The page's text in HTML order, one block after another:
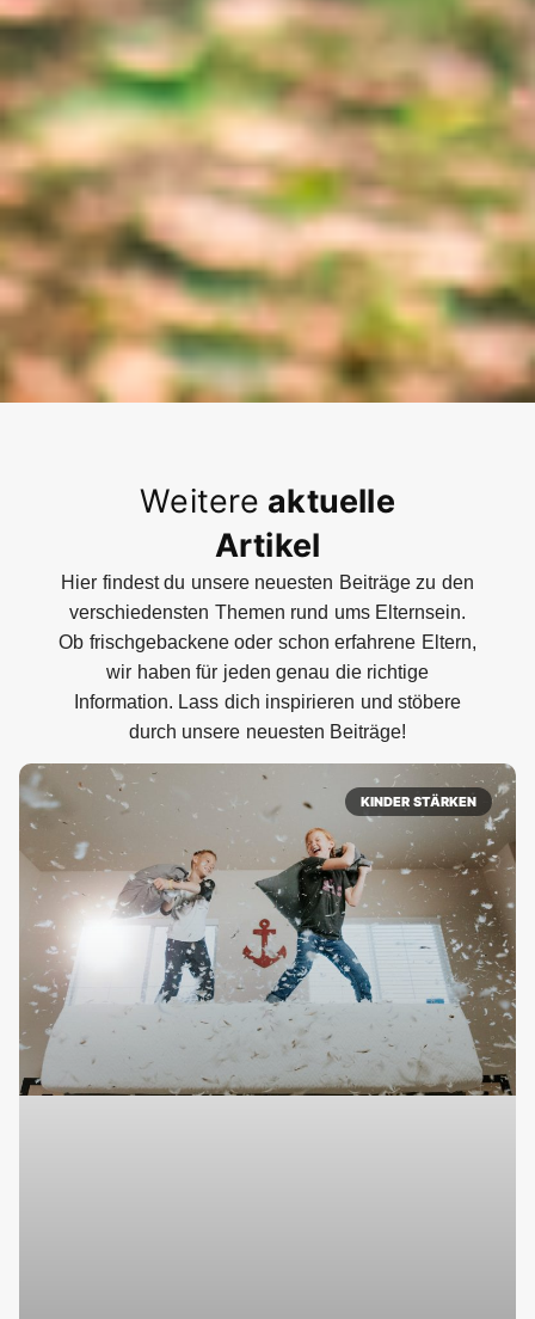
Weitere aktuelle
Artikel
Hier findest du unsere neuesten Beiträge zu den
verschiedensten Themen rund ums Elternsein.
Ob frischgebackene oder schon erfahrene Eltern,
wir haben für jeden genau die richtige
Information. Lass dich inspirieren und stöbere
durch unsere neuesten Beiträge!
KINDER STÄRKEN